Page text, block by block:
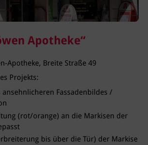
Apotheke“
Apotheke, Breite Straße 49
Projekts:
ansehnlicheren Fassadenbildes /
(rot/orange) an die Markisen der
bis über die Tür) der Markise